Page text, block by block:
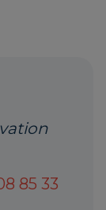
85 33